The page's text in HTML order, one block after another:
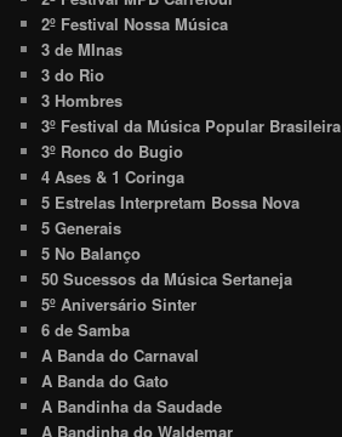
2º Festival Nossa Música
3 de MInas
3 do Rio
3 Hombres
3º Festival da Música Popular Brasileira
3º Ronco do Bugio
4 Ases & 1 Coringa
5 Estrelas Interpretam Bossa Nova
5 Generais
5 No Balanço
50 Sucessos da Música Sertaneja
5º Aniversário Sinter
6 de Samba
A Banda do Carnaval
A Banda do Gato
A Bandinha da Saudade
A Bandinha do Waldemar